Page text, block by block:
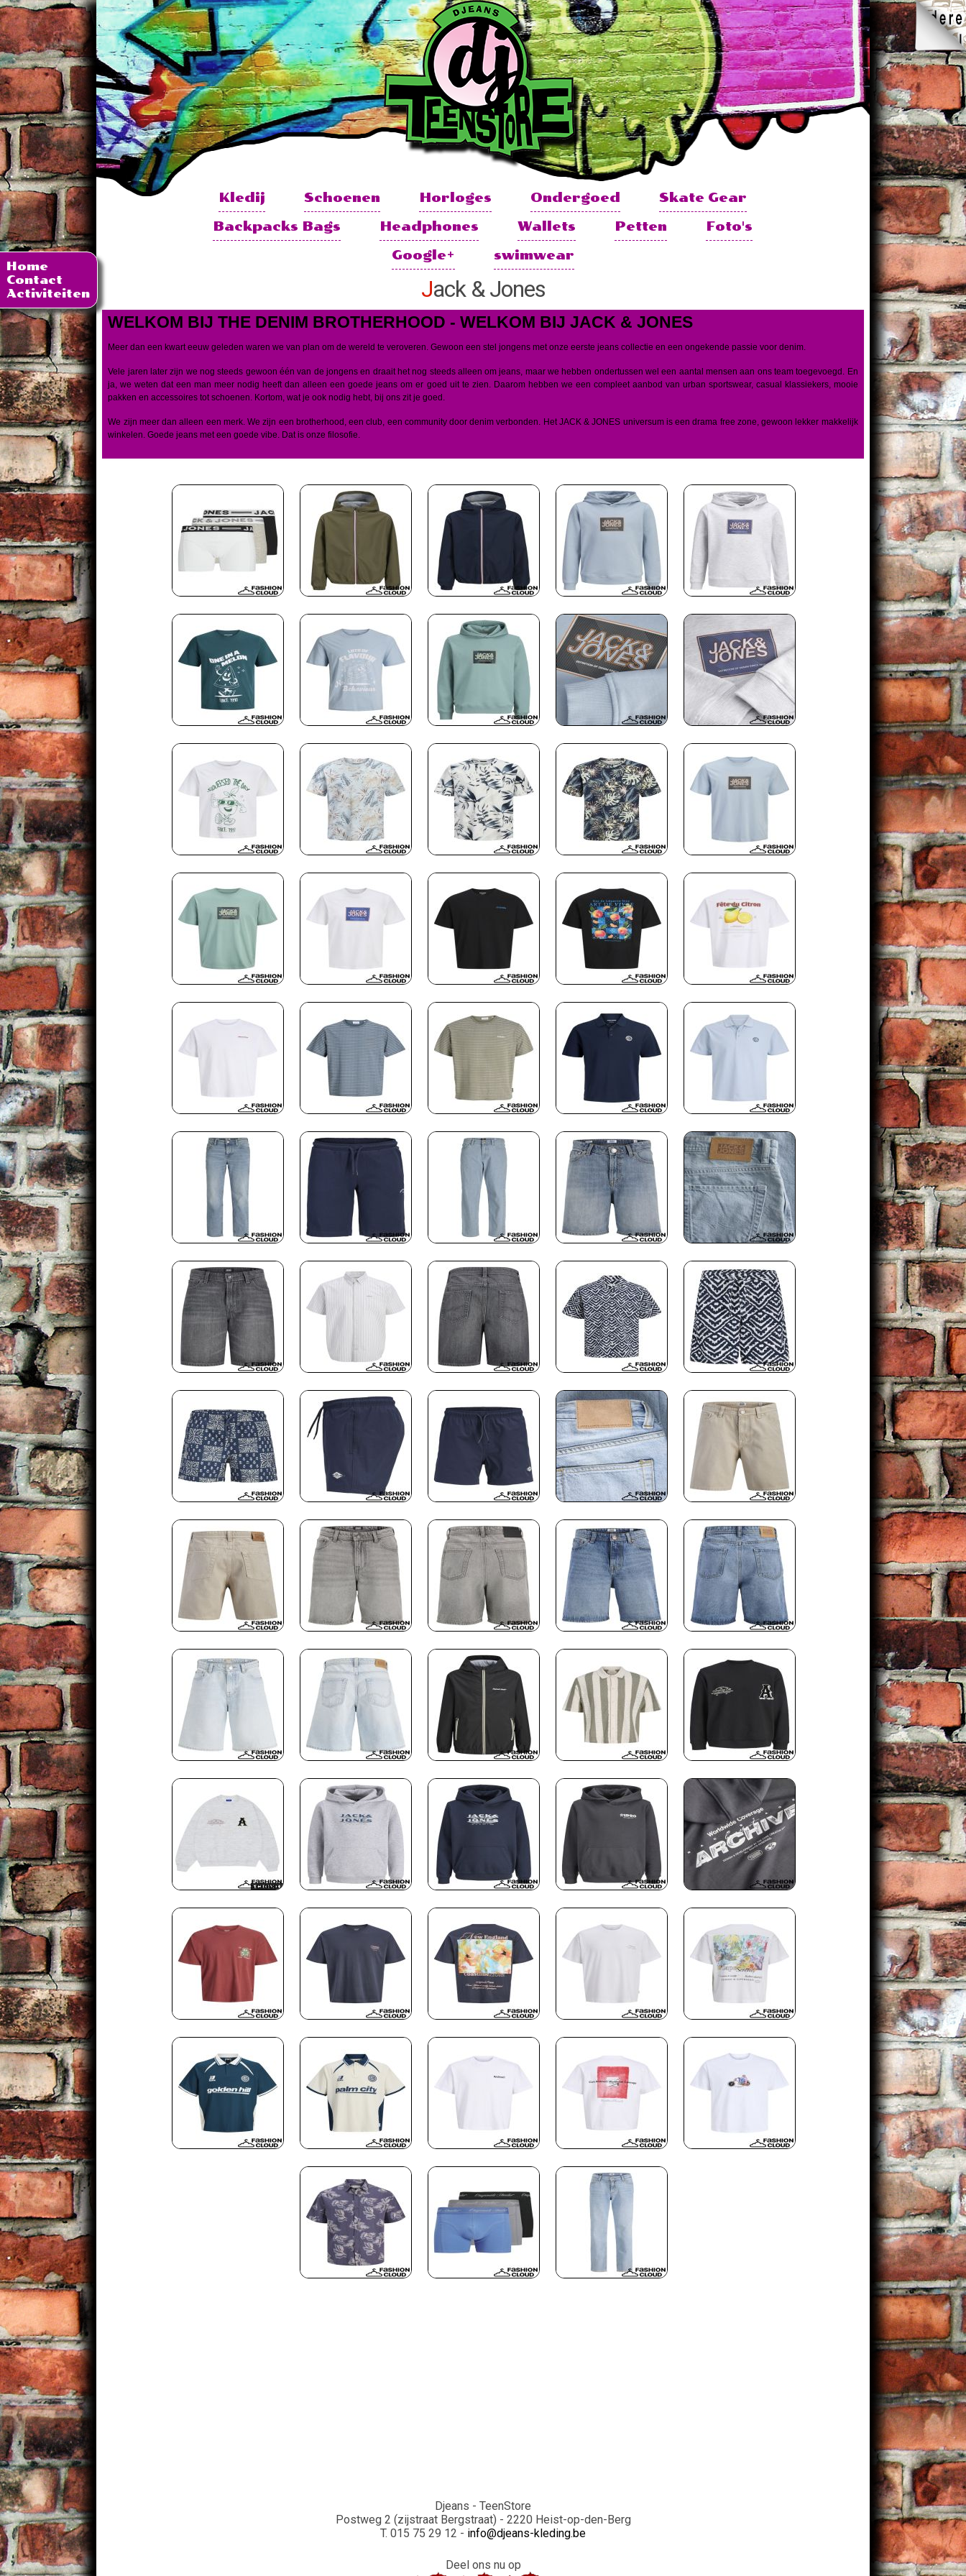
Kledij Schoenen Horloges Ondergoed
Skate Gear
Backpacks Bags
Headphones Wallets Petten
Foto's
Google+
swimwear
Jack & Jones
WELKOM BIJ THE DENIM BROTHERHOOD - WELKOM BIJ JACK & JONES
Meer dan een kwart eeuw geleden waren we van plan om de wereld te veroveren. Gewoon een stel jongens met onze eerstejeans collectie en een ongekende passie voor denim.
Vele jaren later zijn we nog steeds gewoon één van de jongens en draait het nog steeds alleen om jeans, maar we hebben ondertussen wel een aantal mensen aan ons team toegevoegd. En
ja, we weten dat een man meer nodig heeft dan alleen een goede jeans om er goed uit te zien. Daarom hebben we een compleet aanbod van urban sportswear, casual klassiekers, mooie
pakken en accessoires tot schoenen. Kortom, wat je ook nodig hebt, bij ons zit je goed.
We zijn meer dan alleen een merk. We zijn een brotherhood, een club, een community doordenim verbonden. Het JACK & JONES universum is een drama free zone, gewoon lekker makkelijk
winkelen. Goede jeans met een goede vibe. Dat is onze filosofie.
Djeans - TeenStore
Postweg 2 (zijstraat Bergstraat) - 2220 Heist-op-den-Berg
T. 015 75 29 12 - info@djeans-kleding.be
Deel ons nu op
Home
Contact
Activiteiten